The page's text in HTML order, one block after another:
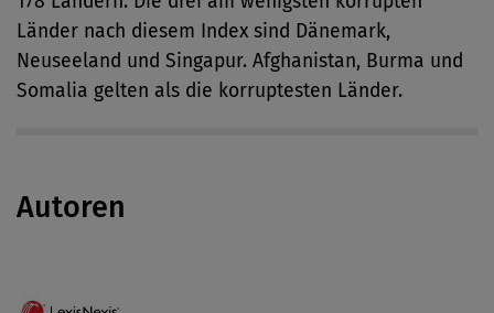
Länder nach diesem Index sind Dänemark,
Neuseeland und Singapur. Afghanistan, Burma und
Somalia gelten als die korruptesten Länder.
Autoren